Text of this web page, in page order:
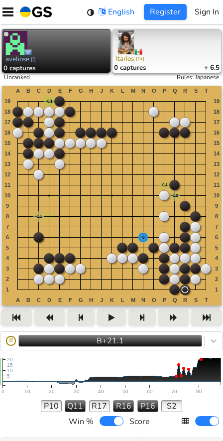
Skip
content
English Register Sign In
aveliose [?]
0 captures
Itarios [1k]
0 captures + 6.5
Unranked Rules:Japanese
II B+21.1
0 10 20 30 40 50 60 70 80
5
10
15
20
P10 Q11 R17 R16 P16
S2
Win %
Score